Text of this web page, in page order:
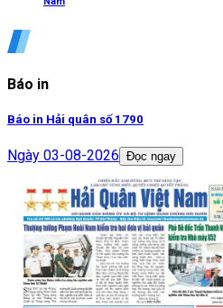
Báo in
Báo in Hải quân số 1790
Ngày 03-08-2026 Đọc ngay